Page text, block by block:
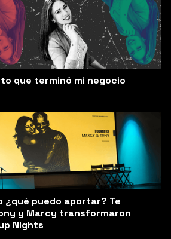
que terminó mi negocio
¿qué puedo aportar? Te
y Marcy transformaron
Nights